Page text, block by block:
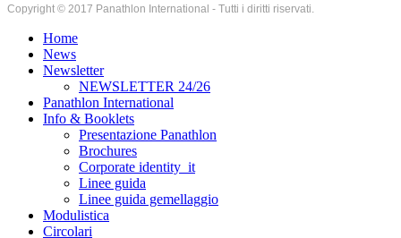
Copyright © 2017 Panathlon International - Tutti i diritti riservati.
Home
News
Newsletter
NEWSLETTER 24/26
Panathlon International
Info & Booklets
Presentazione Panathlon
Brochures
Corporate identity_it
Linee guida
Linee guida gemellaggio
Modulistica
Circolari